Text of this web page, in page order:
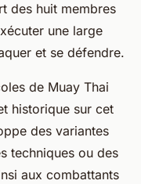
des huit membres
une large
et se défendre.
de Muay Thai
historique sur cet
des variantes
techniques ou des
aux combattants